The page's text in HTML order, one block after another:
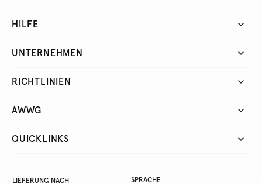
HILFE
UNTERNEHMEN
RICHTLINIEN
AWWG
QUICKLINKS
LIEFERUNG NACH SPRACHE